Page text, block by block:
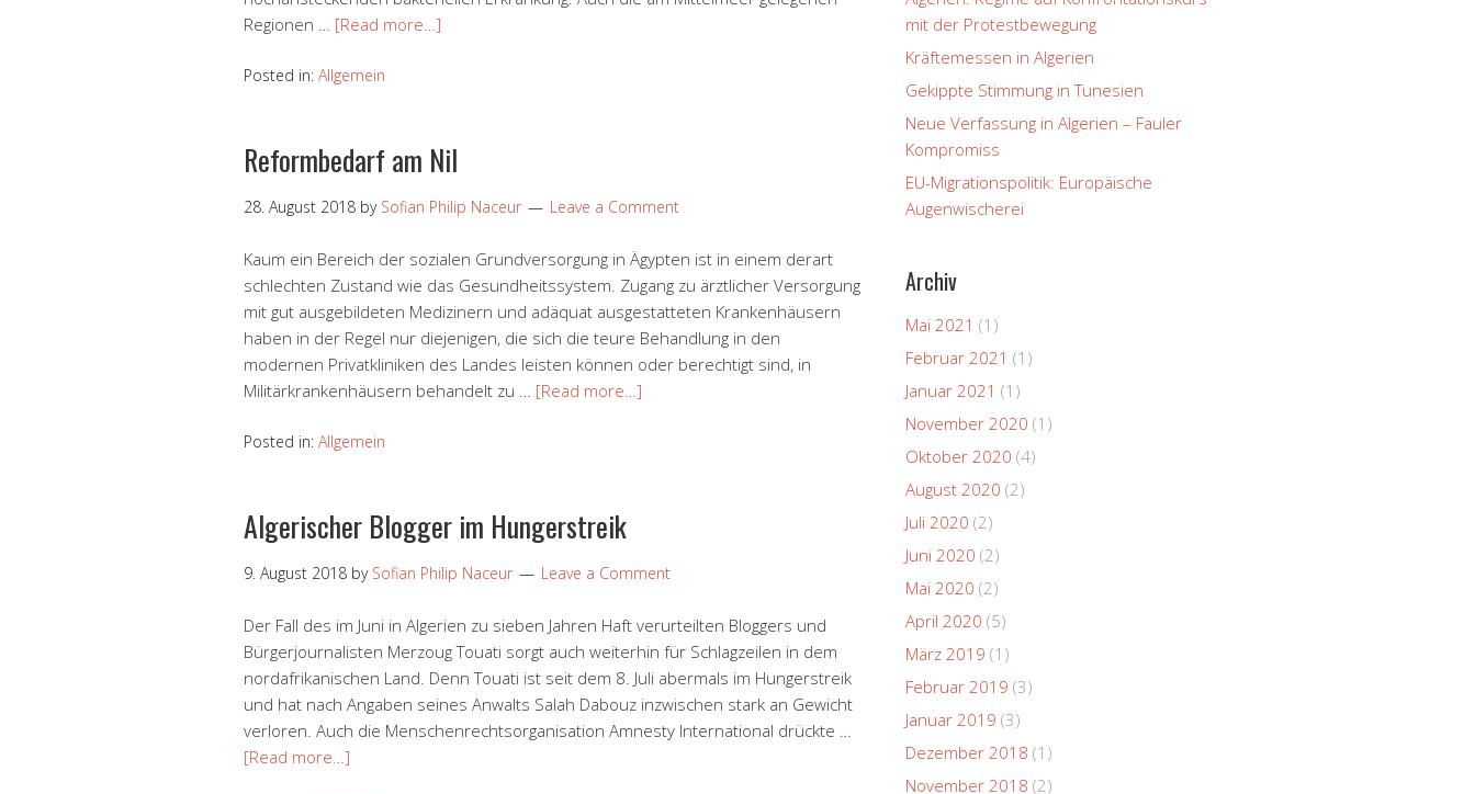
Regionen … [Read more…]
Posted in: Allgemein
Reformbedarf am Nil
28. August 2018 by Sofian Philip Naceur Leave a Comment
Kaum ein Bereich der sozialen Grundversorgung in Ägypten ist in einem derart
schlechten Zustand wie das Gesundheitssystem. Zugang zu ärztlicher Versorgung
mit gut ausgebildeten Medizinern und adäquat ausgestatteten Krankenhäusern
haben in der Regel nur diejenigen, die sich die teure Behandlung in den
modernen Privatkliniken des Landes leisten können oder berechtigt sind, in
Militärkrankenhäusern behandelt zu … [Read more…]
Posted in: Allgemein
Algerischer Blogger im Hungerstreik
9. August 2018 by Sofian Philip Naceur Leave a Comment
Der Fall des im Juni in Algerien zu sieben Jahren Haft verurteilten Bloggers und
Bürgerjournalisten Merzoug Touati sorgt auch weiterhin für Schlagzeilen in dem
nordafrikanischen Land. Denn Touati ist seit dem 8. Juli abermals im Hungerstreik
und hat nach Angaben seines Anwalts Salah Dabouz inzwischen stark an Gewicht
verloren. Auch die Menschenrechtsorganisation Amnesty International drückte …
[Read more…]
mit der Protestbewegung
Kräftemessen in Algerien
Gekippte Stimmung in Tunesien
Neue Verfassung in Algerien – Fauler
Kompromiss
EU-Migrationspolitik: Europäische
Augenwischerei
Archiv
Mai 2021 (1)
Februar 2021 (1)
Januar 2021 (1)
November 2020 (1)
Oktober 2020 (4)
August 2020 (2)
Juli 2020 (2)
Juni 2020 (2)
Mai 2020 (2)
April 2020 (5)
März 2019 (1)
Februar 2019 (3)
Januar 2019 (3)
Dezember 2018 (1)
November 2018 (2)